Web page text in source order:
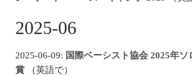
2025-06
2025-06-09: 国際ベーシスト協会 2025年
賞 （英語で）